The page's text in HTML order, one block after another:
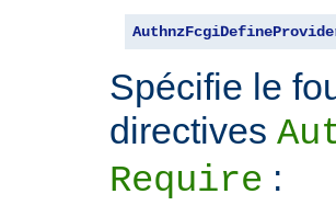
Spécifie le
directives
Require :